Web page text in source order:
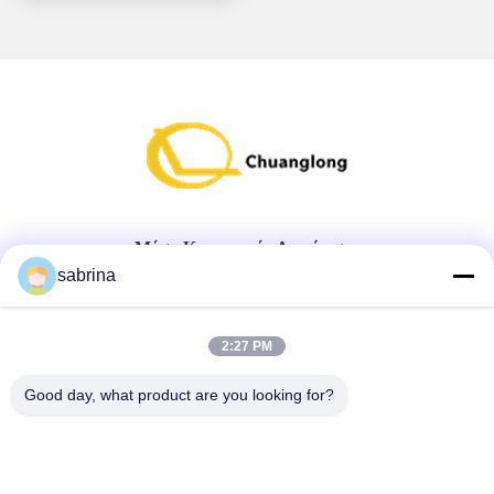
Μέσα Κοινωνικής Δικτύωσης
Γρήγορη επαφή
τηλ
sabrina
2:27 PM
Good day, what product are you looking for?